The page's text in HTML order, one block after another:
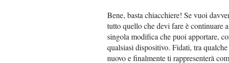
Bene, basta chiacchiere! Se vuoi
tutto quello che devi fare è continuare
singola modifica che puoi apportare,
qualsiasi dispositivo. Fidati, tra
nuovo e finalmente ti rappresenterà